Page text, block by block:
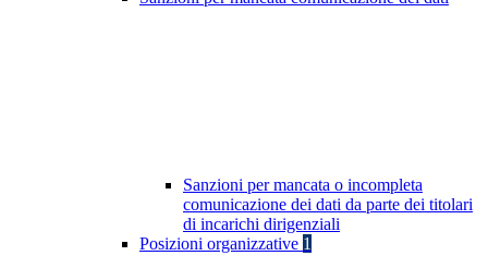
Sanzioni per mancata o incompleta
comunicazione dei dati da parte dei titolari
di incarichi dirigenziali
Posizioni organizzative 1